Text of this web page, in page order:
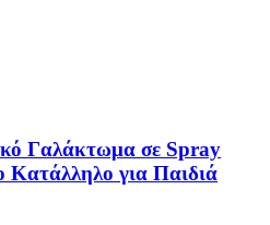
Γαλάκτωμα σε Spray
για Παιδιά